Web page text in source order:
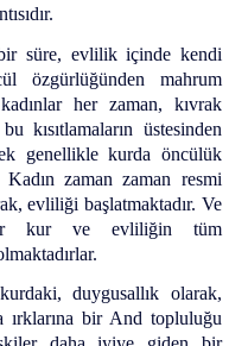
süre, evlilik içinde kendi
özgürlüğünden mahrum
her zaman, kıvrak
kısıtlamaların üstesinden
genellikle kurda öncülük
zaman zaman resmi
evliliği başlatmaktadır. Ve
kur ve evliliğin tüm
duygusallık olarak,
bir And topluluğu